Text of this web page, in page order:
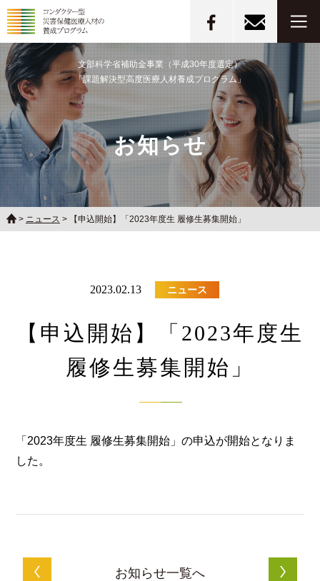
文部科学省補助金事業（平成30年度選定）
「課題解決型高度医療人材養成プログラム」
お知らせ
> ニュース > 【申込開始】「2023年度生 履修生募集開始」
2023.02.13 ニュース
【申込開始】「2023年度生
履修生募集開始」
「2023年度生 履修生募集開始」の申込が開始となりま
した。
お知らせ一覧へ